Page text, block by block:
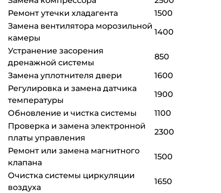
Ремонт утечки хладагента
1500
Замена вентилятора морозильной
камеры
1400
Устранение засорения
дренажной системы
850
Замена уплотнителя двери
1600
Регулировка и замена датчика
температуры
1900
Обновление и чистка системы
1100
Проверка и замена электронной
платы управления
2300
Ремонт или замена магнитного
клапана
1500
Очистка системы циркуляции
воздуха
1650